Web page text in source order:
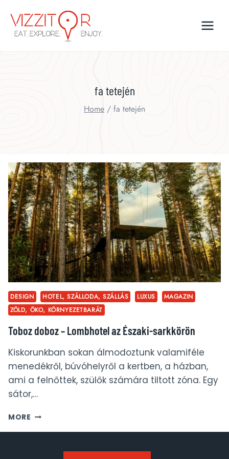
content
fa tetején
Home / fa tetején
DESIGN HOTEL, SZÁLLODA, SZÁLLÁS LUXUS
MAGAZIN
ZÖLD, ÖKO, KÖRNYEZETBARÁT
Toboz doboz – Lombhotel az Északi-sarkkörön
Kiskorunkban sokan álmodoztunk valamiféle
menedékről, búvóhelyről a kertben, a házban,
ami a felnőttek, szülők számára tiltott zóna. Egy
sátor,…
MORE TOBOZ